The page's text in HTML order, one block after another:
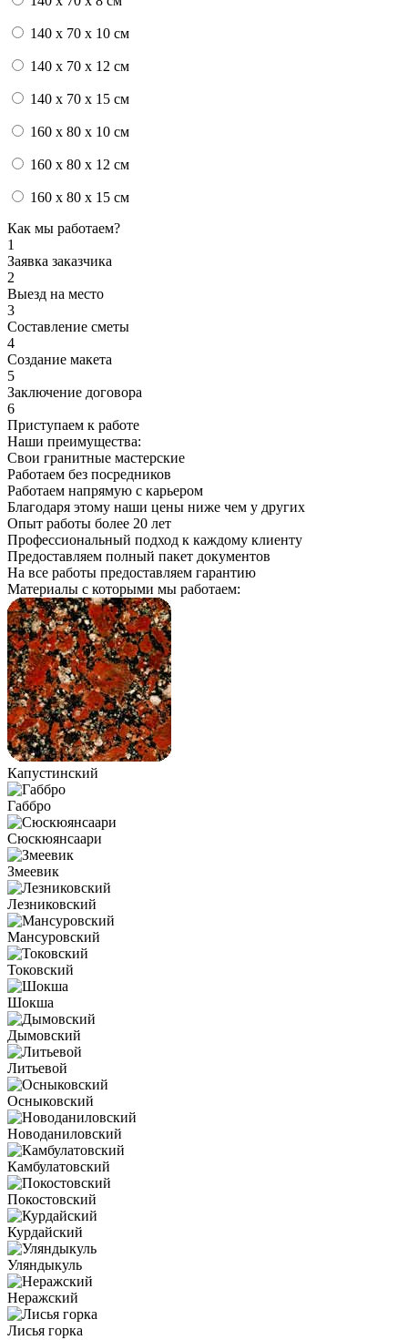
140 x 70 x 10 см
140 x 70 x 12 см
140 x 70 x 15 см
160 x 80 x 10 см
160 x 80 x 12 см
160 x 80 x 15 см
Как мы работаем?
1
Заявка заказчика
2
Выезд на место
3
Составление сметы
4
Создание макета
5
Заключение договора
6
Приступаем к работе
Наши преимущества:
Свои гранитные мастерские
Работаем без посредников
Работаем напрямую с карьером
Благодаря этому наши цены ниже чем у других
Опыт работы более 20 лет
Профессиональный подход к каждому клиенту
Предоставляем полный пакет документов
На все работы предоставляем гарантию
Материалы с которыми мы работаем:
Капустинский
Габбро
Сюскюянсаари
Змеевик
Лезниковский
Мансуровский
Токовский
Шокша
Дымовский
Литьевой
Осныковский
Новоданиловский
Камбулатовский
Покостовский
Курдайский
Уляндыкуль
Неражский
Лисья горка